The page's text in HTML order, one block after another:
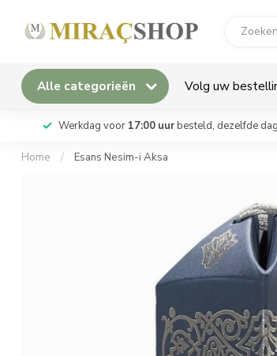
Alle categorieën Volg uw
Werkdag voor 17:00 uurbesteld, dezelfde
Home / Esans Nesim-i Aksa